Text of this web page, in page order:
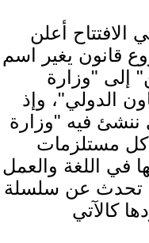
الافتتاح أعلن
قانون يغير اسم
إلى "وزارة
الدولي"، وإذ
ننشئ فيه "وزارة
كل مستلزمات
في اللغة والعمل
تحدث عن سلسلة